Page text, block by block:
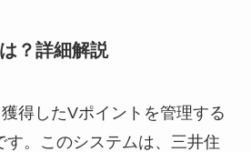
？詳細解説
得したVポイントを管理する
す。このシステムは、三井住